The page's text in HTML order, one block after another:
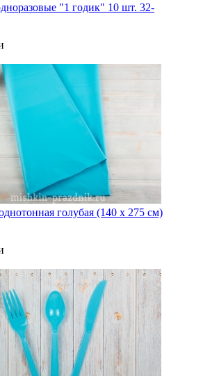
"1 годик" 10 шт. 32-
голубая (140 х 275 см)